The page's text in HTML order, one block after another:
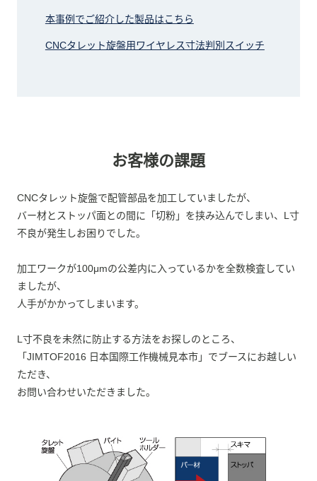
本事例でご紹介した製品はこちら
CNCタレット旋盤用ワイヤレス寸法判別スイッチ
お客様の課題
CNCタレット旋盤で配管部品を加工していましたが、
バー材とストッパ面との間に「切粉」を挟み込んでしまい、L寸
不良が発生しお困りでした。
加工ワークが100μmの公差内に入っているかを全数検査してい
ましたが、
人手がかかってしまいます。
L寸不良を未然に防止する方法をお探しのところ、
「JIMTOF2016 日本国際工作機械見本市」でブースにお越しい
ただき、
お問い合わせいただきました。